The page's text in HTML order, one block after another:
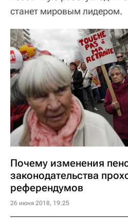
станет мировым лидером.
Почему изменения
законодательства
референдумов
26 июня 2018, 19:25